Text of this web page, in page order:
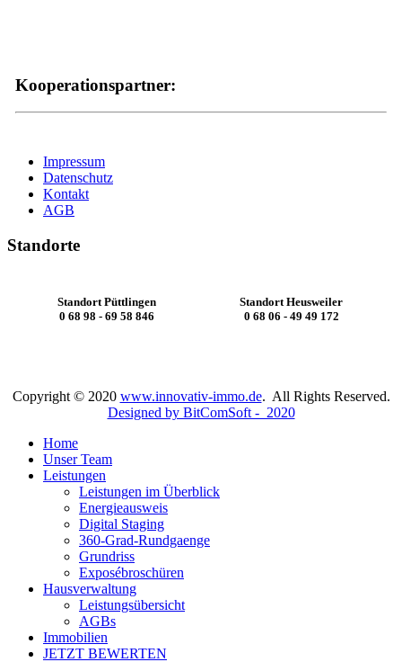
Kooperationspartner:
Impressum
Datenschutz
Kontakt
AGB
Standorte
Standort Püttlingen
0 68 98 - 69 58 846
Standort Heusweiler
0 68 06 - 49 49 172
Copyright © 2020 www.innovativ-immo.de. All Rights Reserved.
Designed by BitComSoft - 2020
Home
Unser Team
Leistungen
Leistungen im Überblick
Energieausweis
Digital Staging
360-Grad-Rundgaenge
Grundriss
Exposébroschüren
Hausverwaltung
Leistungsübersicht
AGBs
Immobilien
JETZT BEWERTEN